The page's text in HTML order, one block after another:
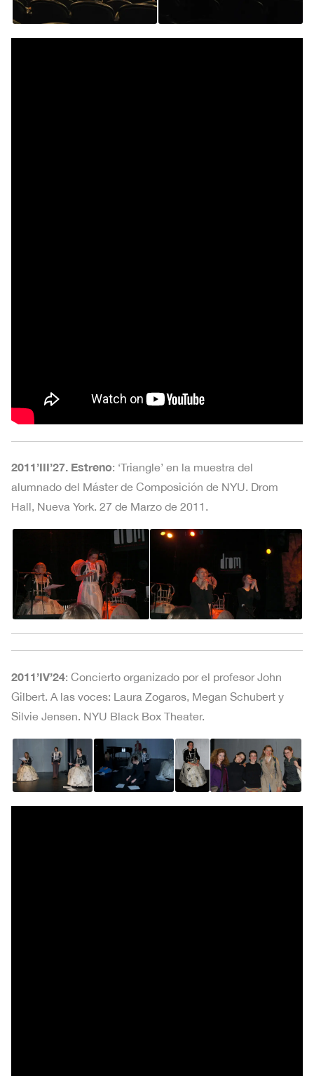
2011’III’27. Estreno: ‘Triangle’ en la muestra del
alumnado del Máster de Composición de NYU. Drom
Hall, Nueva York. 27 de Marzo de 2011.
2011’IV’24: Concierto organizado por el profesor John
Gilbert. A las voces: Laura Zogaros, Megan Schubert y
Silvie Jensen. NYU Black Box Theater.